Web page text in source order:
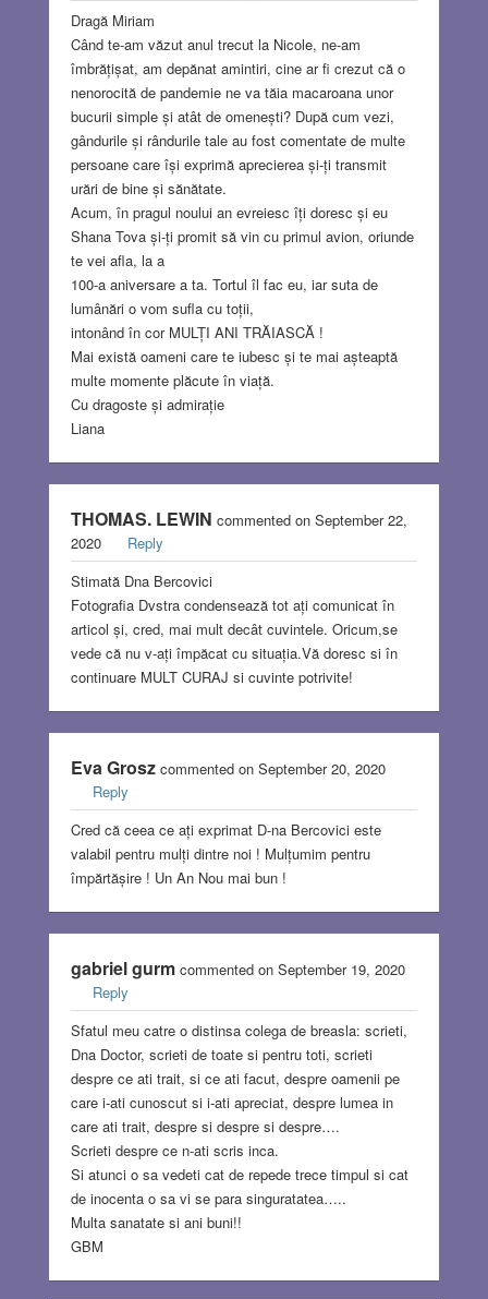
Dragă Miriam
Când te-am văzut anul trecut la Nicole, ne-am
îmbrățișat, am depănat amintiri, cine ar fi crezut că o
nenorocită de pandemie ne va tăia macaroana unor
bucurii simple și atât de omenești? După cum vezi,
gândurile și rândurile tale au fost comentate de multe
persoane care își exprimă aprecierea și-ți transmit
urări de bine și sănătate.
Acum, în pragul noului an evreiesc îți doresc și eu
Shana Tova și-ți promit să vin cu primul avion, oriunde
te vei afla, la a
100-a aniversare a ta. Tortul îl fac eu, iar suta de
lumânări o vom sufla cu toții,
intonând în cor MULȚI ANI TRĂIASCĂ !
Mai există oameni care te iubesc și te mai așteaptă
multe momente plăcute în viață.
Cu dragoste și admirație
Liana
THOMAS. LEWIN commented on September 22,
2020
Reply
Stimată Dna Bercovici
Fotografia Dvstra condensează tot ați comunicat în
articol și, cred, mai mult decât cuvintele. Oricum,se
vede că nu v-ați împăcat cu situația.Vă doresc si în
continuare MULT CURAJ si cuvinte potrivite!
Eva Groszcommented on September 20, 2020
Reply
Cred că ceea ce ați exprimat D-na Bercovici este
valabil pentru mulți dintre noi ! Mulțumim pentru
împărtășire ! Un An Nou mai bun !
gabriel gurmcommented on September 19, 2020
Reply
Sfatul meu catre o distinsa colega de breasla: scrieti,
Dna Doctor, scrieti de toate si pentru toti, scrieti
despre ce ati trait, si ce ati facut, despre oamenii pe
care i-ati cunoscut si i-ati apreciat, despre lumea in
care ati trait, despre si despre si despre….
Scrieti despre ce n-ati scris inca.
Si atunci o sa vedeti cat de repede trece timpul si cat
de inocenta o sa vi se para singuratatea…..
Multa sanatate si ani buni!!
GBM